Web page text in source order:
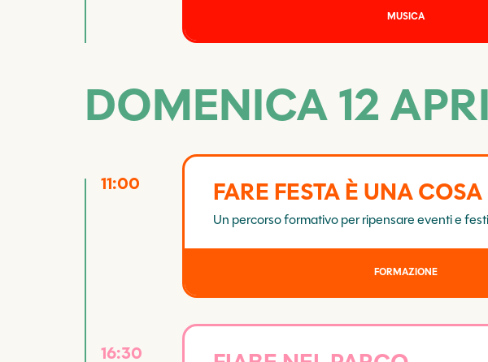
MUSICA
DOMENICA 12
11:00 FARE FESTA È UNA
Un percorso formativo per ripensare eventi e
FORMAZIONE
16:30